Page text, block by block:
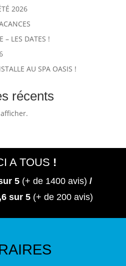
2026
– LES DATES !
AU SPA OASIS !
récents
A TOUS !
5 (+ de 1400 avis) /
sur 5 (+ de 200 avis)